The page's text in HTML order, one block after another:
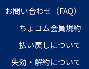
お問い合わせ（FAQ）
ちょコム会員規約
払い戻しについて
失効・解約について